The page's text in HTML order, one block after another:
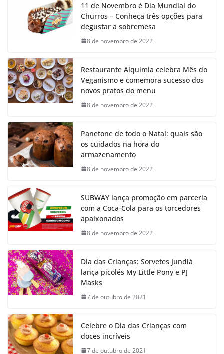
11 de Novembro é Dia Mundial do
Churros – Conheça três opções para
degustar a sobremesa
8 de novembro de 2022
Restaurante Alquimia celebra Mês do
Veganismo e comemora sucesso dos
novos pratos do menu
8 de novembro de 2022
Panetone de todo o Natal: quais são
os cuidados na hora do
armazenamento
8 de novembro de 2022
SUBWAY lança promoção em parceria
com a Coca-Cola para os torcedores
apaixonados
8 de novembro de 2022
Dia das Crianças: Sorvetes Jundiá
lança picolés My Little Pony e PJ
Masks
7 de outubro de 2021
Celebre o Dia das Crianças com
doces incríveis
7 de outubro de 2021